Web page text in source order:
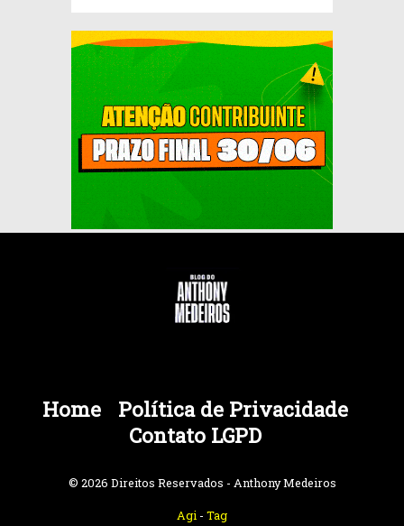
Home
Política de Privacidade
Contato LGPD
© 2026 Direitos Reservados - Anthony Medeiros
Agi - Tag